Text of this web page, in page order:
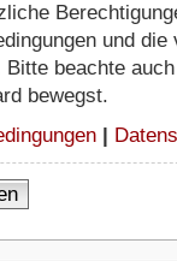
und
beachte
bewegst.